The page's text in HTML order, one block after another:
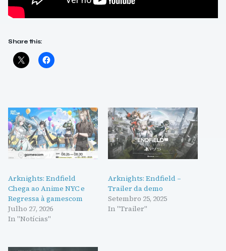
Share this:
Arknights: Endfield
Chega ao Anime NYC e
Regressa à gamescom
Julho 27, 2026
In "Notícias"
Arknights: Endfield –
Trailer da demo
Setembro 25, 2025
In "Trailer"